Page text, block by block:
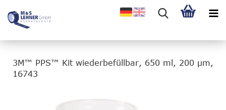
3M™ PPS™ Kit wiederbefüllbar, 650 ml, 200 µm,
16743